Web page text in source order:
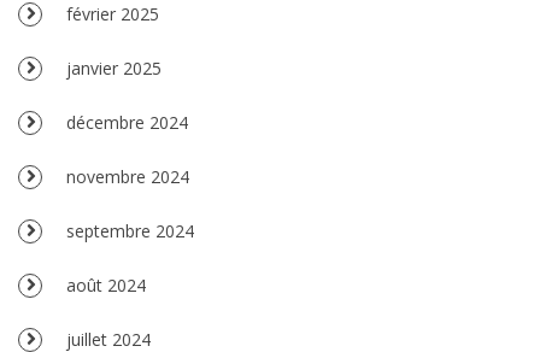
février 2025
janvier 2025
décembre 2024
novembre 2024
septembre 2024
août 2024
juillet 2024